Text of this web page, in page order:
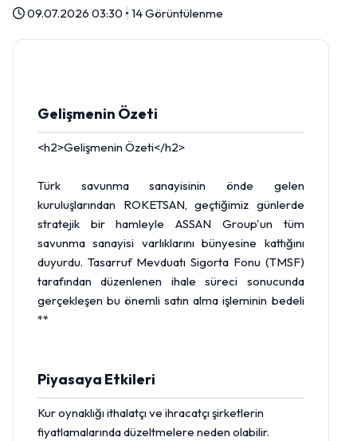
09.07.2026 03:30 •14 Görüntülenme
Gelişmenin Özeti
<h2>Gelişmenin Özeti</h2>
Türk savunma sanayisinin önde gelen
kuruluşlarından ROKETSAN, geçtiğimiz günlerde
stratejik bir hamleyle ASSAN Group'un tüm
savunma sanayisi varlıklarını bünyesine kattığını
duyurdu. Tasarruf Mevduatı Sigorta Fonu (TMSF)
tarafından düzenlenen ihale süreci sonucunda
gerçekleşen bu önemli satın alma işleminin bedeli
**
Piyasaya Etkileri
Kur oynaklığı ithalatçı ve ihracatçı şirketlerin
fiyatlamalarında düzeltmelere neden olabilir.